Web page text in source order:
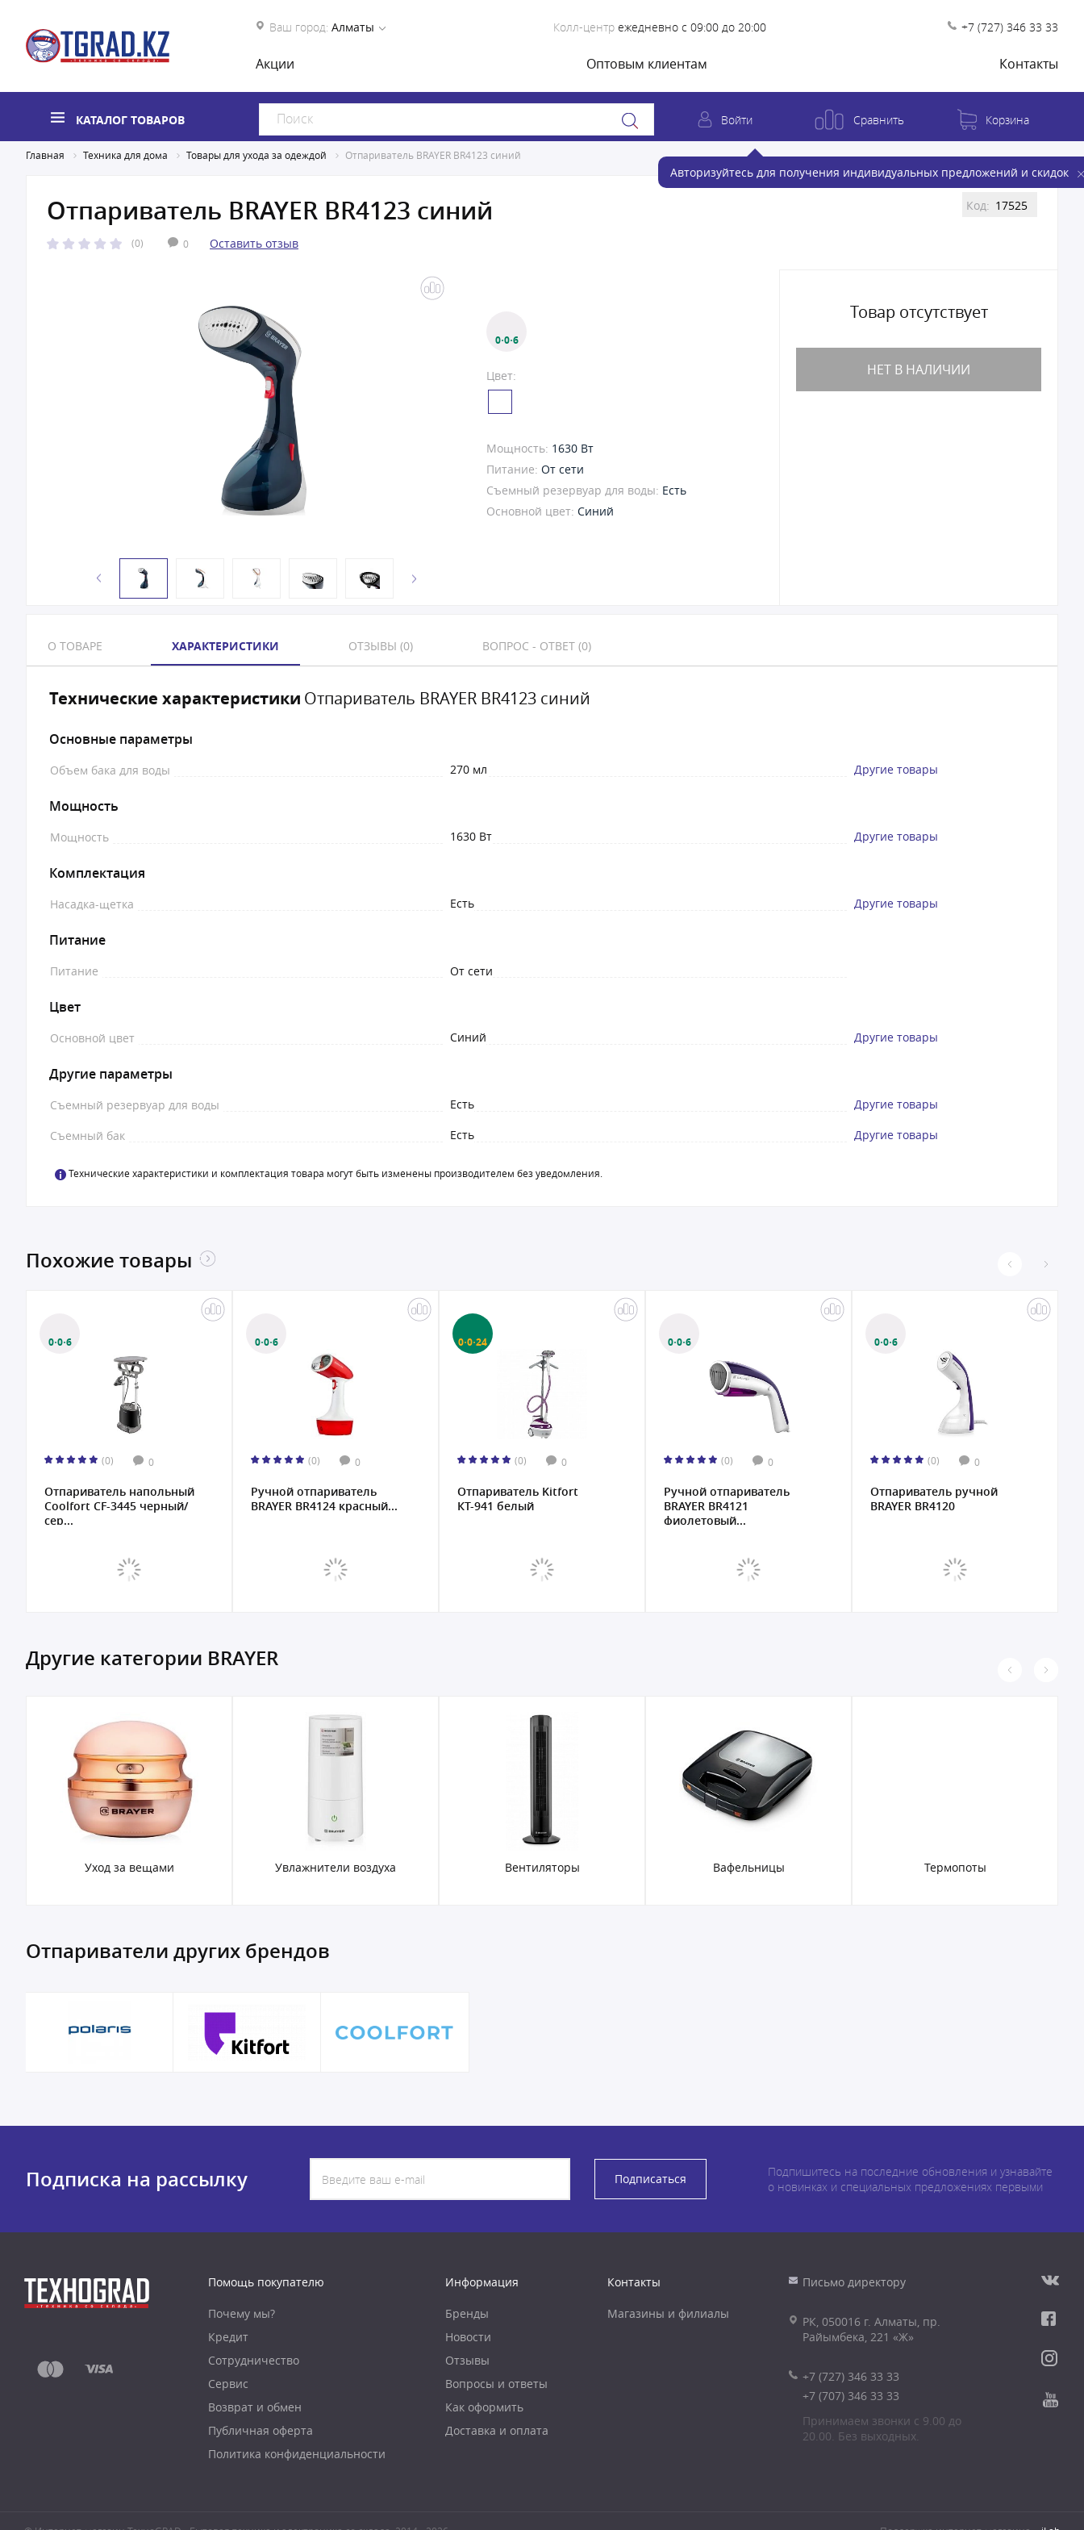
Ваш город: Алматы Колл-центр ежедневно с 09:00 до 20:00 +7 (727) 346 33 33
Акции Оптовым клиентам Контакты
КАТАЛОГ ТОВАРОВ Войти
Авторизуйтесь для получения индивидуальных предложений и скидок
Сравнить Корзина
Главная Техника для дома Товары для ухода за одеждой Отпариватель BRAYER BR4123 синий
Отпариватель BRAYER BR4123 синий
(0) 0 Оставить отзыв
Код: 17525
0·0·6
Цвет:
Мощность: 1630 Вт
Питание: От сети
Съемный резервуар для воды: Есть
Основной цвет: Синий
Товар отсутствует
НЕТ В НАЛИЧИИ
О ТОВАРЕ ХАРАКТЕРИСТИКИ ОТЗЫВЫ (0) ВОПРОС - ОТВЕТ (0)
Технические характеристики Отпариватель BRAYER BR4123 синий
Основные параметры
Объем бака для воды 270 мл Другие товары
Мощность
Мощность 1630 Вт Другие товары
Комплектация
Насадка-щетка Есть Другие товары
Питание
Питание От сети
Цвет
Основной цвет Синий Другие товары
Другие параметры
Съемный резервуар для воды Есть Другие товары
Съемный бак Есть Другие товары
Технические характеристики и комплектация товара могут быть изменены производителем без уведомления.
Похожие товары
0·0·6
(0) 0
Отпариватель напольный
Coolfort CF-3445 черный/
сер...
0·0·6
(0) 0
Ручной отпариватель
BRAYER BR4124 красный...
0·0·24
(0) 0
Отпариватель Kitfort
КТ-941 белый
0·0·6
(0) 0
Ручной отпариватель
BRAYER BR4121
фиолетовый...
0·0·6
(0) 0
Отпариватель ручной
BRAYER BR4120
Другие категории BRAYER
Уход за вещами Увлажнители воздуха Вентиляторы Вафельницы Термопоты
Отпариватели других брендов
Подписка на рассылку Подписаться
Подпишитесь на последние обновления и узнавайте
о новинках и специальных предложениях первыми
Помощь покупателю
Почему мы?
Кредит
Сотрудничество
Сервис
Возврат и обмен
Публичная оферта
Политика конфиденциальности
Информация
Бренды
Новости
Отзывы
Вопросы и ответы
Как оформить
Доставка и оплата
Контакты
Магазины и филиалы
Письмо директору
РК, 050016 г. Алматы, пр.
Райымбека, 221 «Ж»
+7 (727) 346 33 33
+7 (707) 346 33 33
Принимаем звонки с 9.00 до
20.00. Без выходных.